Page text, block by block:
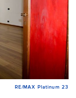
RE/MAX Platinum 23